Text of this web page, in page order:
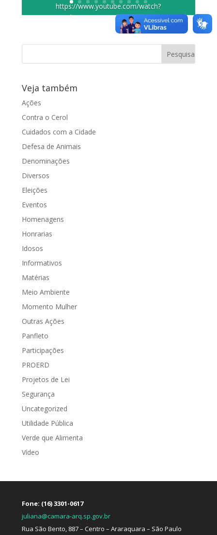
https://www.youtube.com/watch?
v=J66JbWtsc7Q A vereadora Juliana
Damus (PP) falou sobre o trabalho
Veja também
Ações
Contra o Cerol
Cuidados com a Cidade
Defesa de Animais
Denominações
Diversos
Eleições
Eventos
Homenagens
Honrarias
Idosos
Informativos
Matérias
Meio Ambiente
Momento Mulher
Outras Ações
Panfleto
Participações
PROERD
Projetos de Lei
Segurança
Uncategorized
Utilidade Pública
Verde que Alimenta
Vídeo
Fone: (16) 3301-0617
juliana@camara-arq.sp.gov.br
Rua São Bento, 887 – Centro – Araraquara – São Paulo